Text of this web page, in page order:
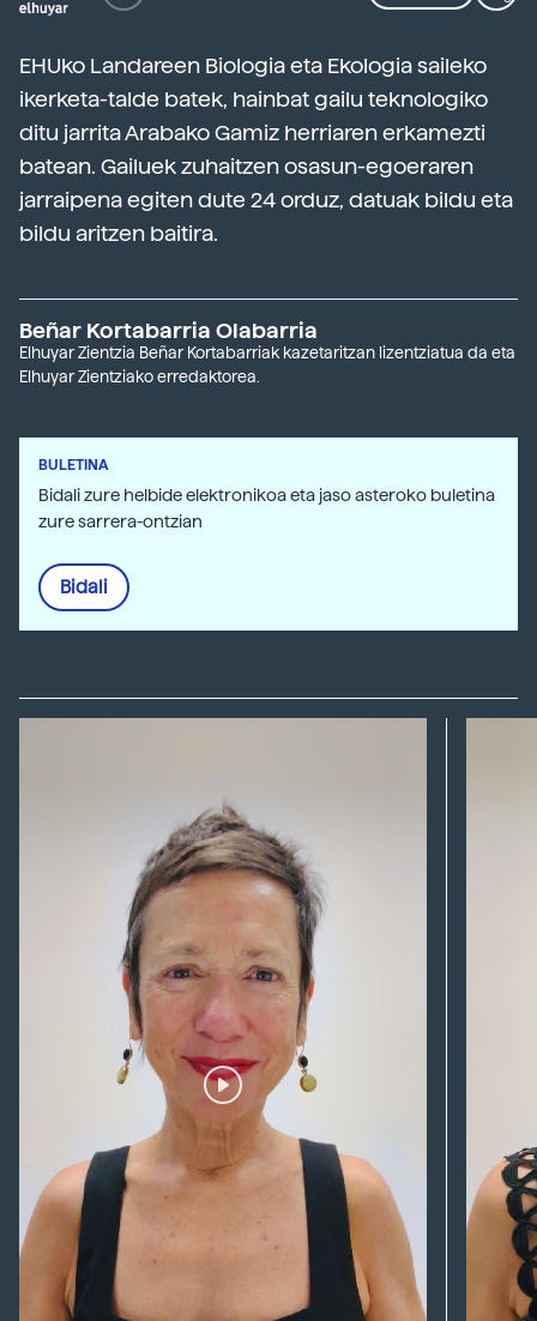
EHUko Landareen Biologia eta Ekologia saileko
ikerketa-talde batek, hainbat gailu teknologiko
ditu jarrita Arabako Gamiz herriaren erkamezti
batean. Gailuek zuhaitzen osasun-egoeraren
jarraipena egiten dute 24 orduz, datuak bildu eta
bildu aritzen baitira.
Beñar Kortabarria Olabarria
Elhuyar Zientzia Beñar Kortabarriak kazetaritzan lizentziatua da eta
Elhuyar Zientziako erredaktorea.
BULETINA
Bidali zure helbide elektronikoa eta jaso asteroko buletina
zure sarrera-ontzian
Bidali